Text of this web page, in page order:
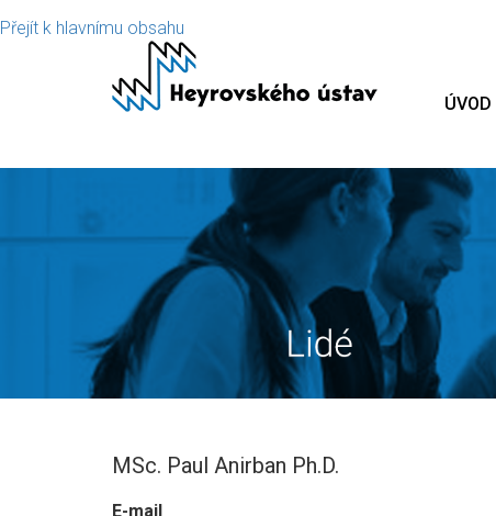
Přejít k hlavnímu obsahu
ÚVOD
MSc. Paul Anirban Ph.D.
E-mail